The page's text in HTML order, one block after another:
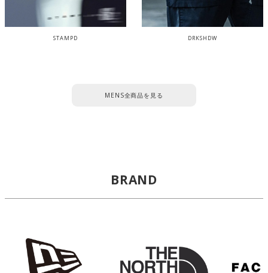
STAMPD DRKSHDW
MENS全商品を見る
BRAND